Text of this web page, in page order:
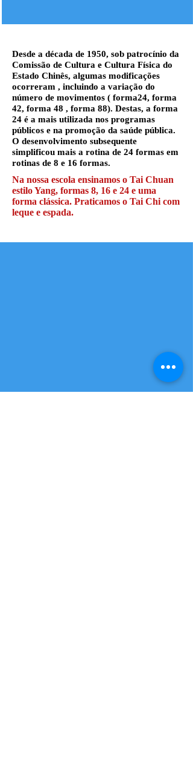
Desde a década de 1950, sob patrocínio da
Comissão de Cultura e Cultura Física do
Estado Chinês, algumas modificações
ocorreram , incluindo a variação do
número de movimentos ( forma24, forma
42, forma 48 , forma 88). Destas, a forma
24 é a mais utilizada nos programas
públicos e na promoção da saúde pública.
O desenvolvimento subsequente
simplificou mais a rotina de 24 formas em
rotinas de 8 e 16 formas.
Na nossa escola ensinamos o Tai Chuan
estilo Yang, formas 8, 16 e 24 e uma
forma clássica. Praticamos o Tai Chi com
leque e espada.